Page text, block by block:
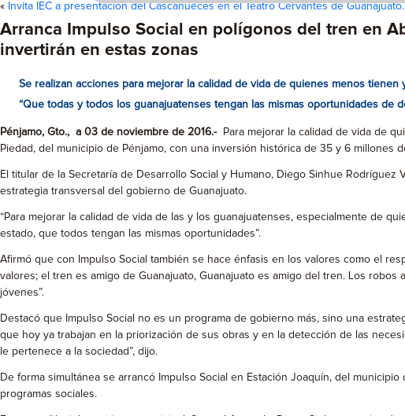
« Invita IEC a presentación del Cascanueces en el Teatro Cervantes de Guanajuato.
Arranca Impulso Social en polígonos del tren en
invertirán en estas zonas
Se realizan acciones para mejorar la calidad de vida de quienes menos tienen
“Que todas y todos los guanajuatenses tengan las mismas oportunidades de
Pénjamo, Gto., a 03 de noviembre de 2016.-
Para mejorar la calidad de vida de
Piedad, del municipio de Pénjamo, con una inversión histórica de 35 y 6 millones
El titular de la Secretaría de Desarrollo Social y Humano, Diego Sinhue
estrategia transversal del gobierno de Guanajuato.
“Para mejorar la calidad de vida de las y los guanajuatenses, especialmente de
estado, que todos tengan las mismas oportunidades”.
Afirmó que con Impulso Social también se hace énfasis en los valores como el
valores; el tren es amigo de Guanajuato, Guanajuato es amigo del tren. Los
jóvenes”.
Destacó que Impulso Social no es un programa de gobierno más, sino una
que hoy ya trabajan en la priorización de sus obras y en la detección de las
le pertenece a la sociedad”, dijo.
De forma simultánea se arrancó Impulso Social en Estación Joaquín, del
programas sociales.